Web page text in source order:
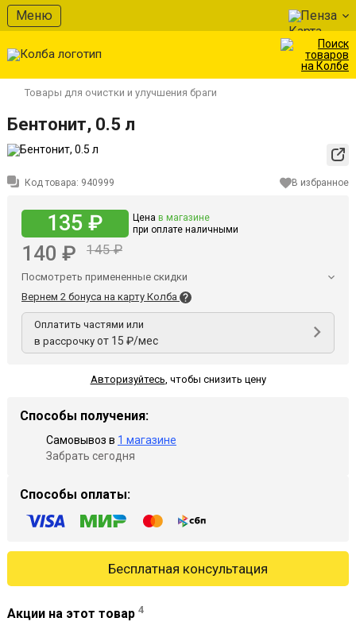
Меню Пенза
Товары для очистки и улучшения браги
Бентонит, 0.5 л
Код товара: 940999 В избранное
135 ₽ Цена в магазине
при оплате наличными
140 ₽ 145 ₽
Посмотреть примененные скидки
Вернем 2 бонуса на карту Колба
Оплатить частями или
в рассрочку от 15 ₽/мес
Авторизуйтесь, чтобы снизить цену
Способы получения:
Самовывоз в 1 магазине
Забрать сегодня
Способы оплаты:
Бесплатная консультация
Акции на этот товар 4